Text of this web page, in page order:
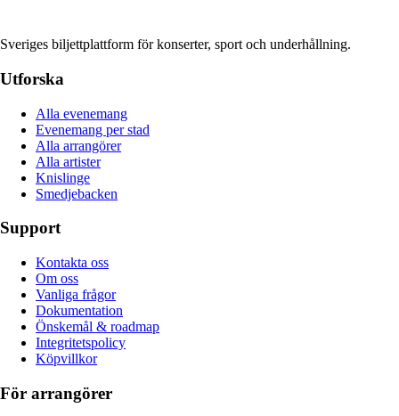
Sveriges biljettplattform för konserter, sport och underhållning.
Utforska
Alla evenemang
Evenemang per stad
Alla arrangörer
Alla artister
Knislinge
Smedjebacken
Support
Kontakta oss
Om oss
Vanliga frågor
Dokumentation
Önskemål & roadmap
Integritetspolicy
Köpvillkor
För arrangörer